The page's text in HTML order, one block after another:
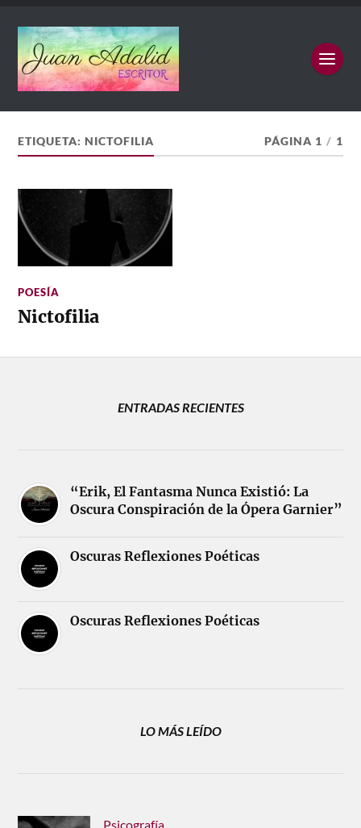
ETIQUETA:NICTOFILIA PÁGINA 1 / 1
POESÍA
Nictofilia
ENTRADAS RECIENTES
“Erik, El Fantasma Nunca Existió: La
Oscura Conspiración de la Ópera Garnier”
Oscuras Reflexiones Poéticas
Oscuras Reflexiones Poéticas
LO MÁS LEÍDO
Psicografía